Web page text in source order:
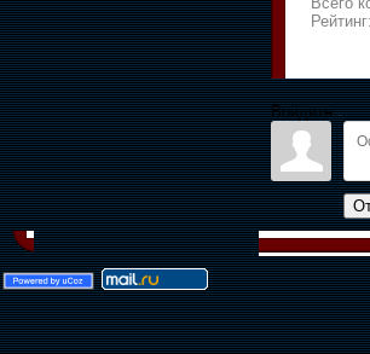
Рейтинг:
Войдите: